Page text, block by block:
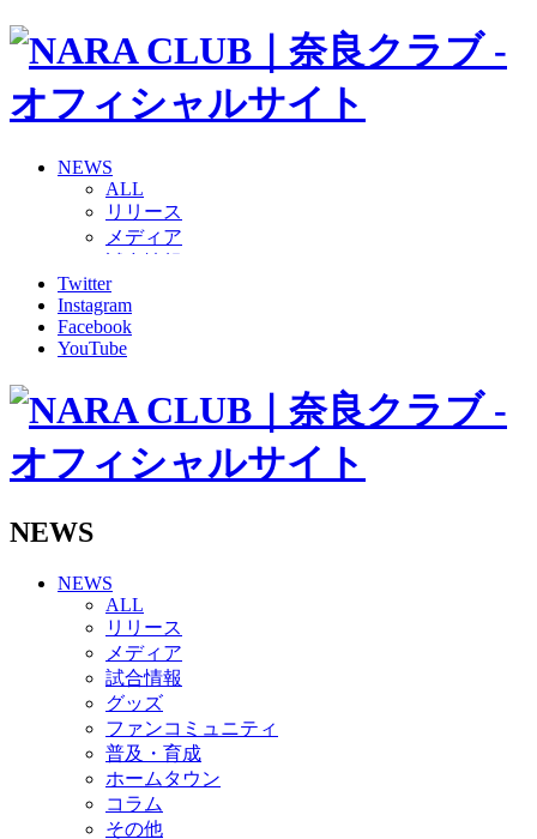
NEWS
ALL
リリース
メディア
グッズ
ファンコミュニティ
普及・育成
ホームタウン
その他
2026/27トップチーム
2026/27トップチームスタッフ
ボランティアチーム「volundeer」
ビクトリーロード
HOMEGAME
観戦ルール＆マナー
ホームゲーム運営管理規定
Jリーグ運営管理規定
写真・動画使用ガイドライン
ロートフィールド奈良
SCHEDULE
2026/27
練習見学時のファンサービスについて
Twitter
Instagram
Facebook
YouTube
NEWS
NEWS
ALL
リリース
メディア
試合情報
グッズ
ファンコミュニティ
普及・育成
ホームタウン
コラム
その他